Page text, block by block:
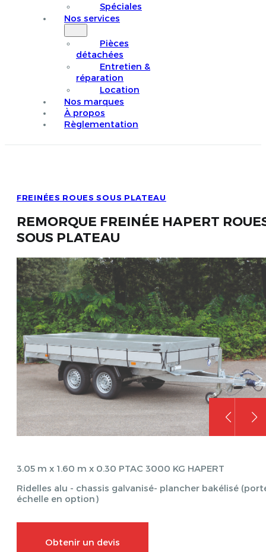
Spéciales
Nos services
Pièces
détachées
Entretien &
réparation
Location
Nos marques
À propos
Règlementation
FREINÉES ROUES SOUS PLATEAU
REMORQUE FREINÉE HAPERT
SOUS PLATEAU
3.05 m x 1.60 m x 0.30 PTAC 3000 KG HAPERT
Ridelles alu - chassis galvanisé- plancher bakélisé
échelle en option)
Obtenir un devis